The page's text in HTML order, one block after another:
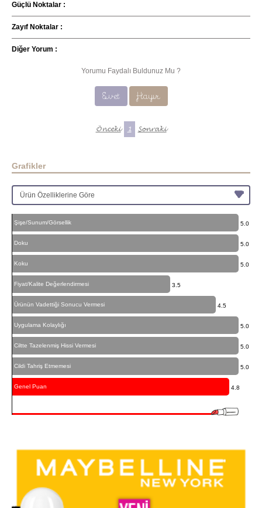
Güçlü Noktalar :
Zayıf Noktalar :
Diğer Yorum :
Yorumu Faydalı Buldunuz Mu ?
Evet Hayır
Önceki 1 Sonraki
Grafikler
Şişe/Sunum/Görsellik 5.0
Doku 5.0
Koku 5.0
Fiyat/Kalite Değerlendirmesi 3.5
Ürünün Vadettiği Sonucu Vermesi 4.5
Uygulama Kolaylığı 5.0
Ciltte Tazelenmiş Hissi Vermesi 5.0
Cildi Tahriş Etmemesi 5.0
Genel Puan 4.8